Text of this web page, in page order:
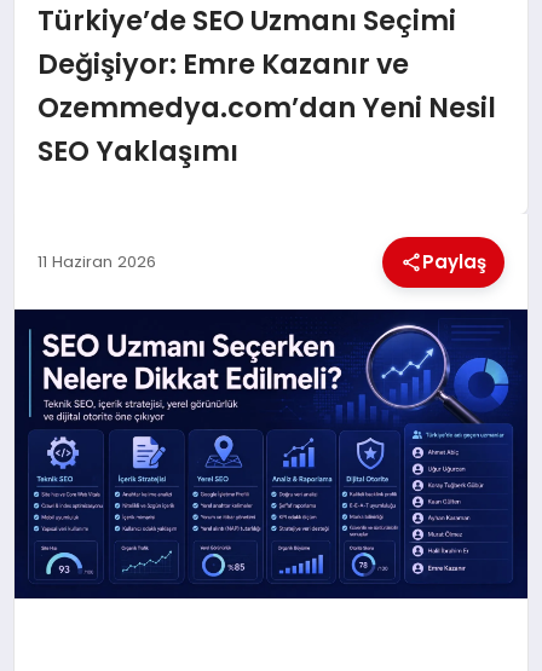
SOSYAL MEDYA
Türkiye’de SEO Uzmanı Seçimi
Değişiyor: Emre Kazanır ve
Ozemmedya.com’dan Yeni Nesil
SEO Yaklaşımı
11 Haziran 2026 Paylaş